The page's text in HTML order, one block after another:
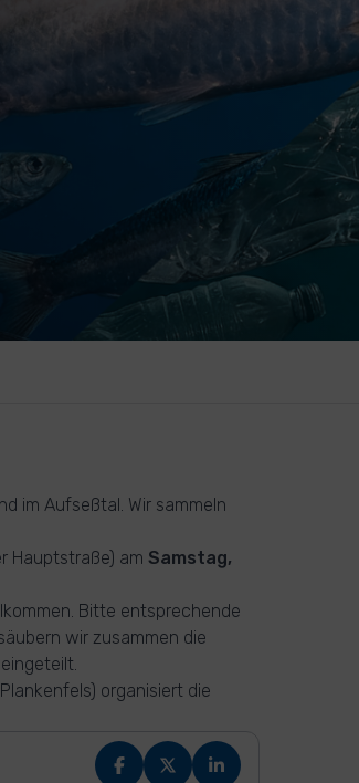
im Aufseßtal. Wir sammeln
Hauptstraße) am Samstag,
Bitte entsprechende
wir zusammen die
organisiert die